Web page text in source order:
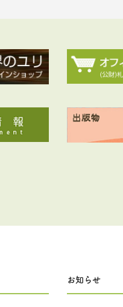
お知らせ